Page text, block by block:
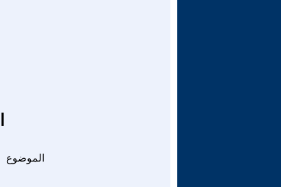
الموضوع